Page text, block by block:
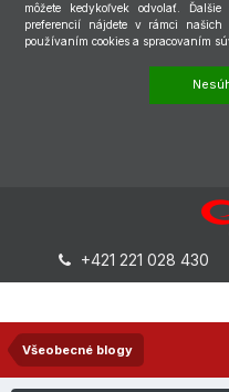
môžete kedykoľvek odvolať.
preferencií nájdete v rámci našich
používaním cookies a spracovaním
+421 221 028 430
Všeobecné blogy